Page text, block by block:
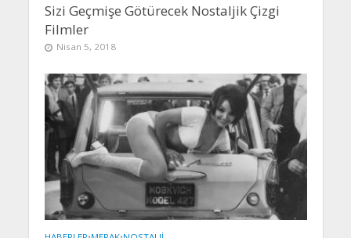
Sizi Geçmişe Götürecek Nostaljik Çizgi
Filmler
Nisan 5, 2018